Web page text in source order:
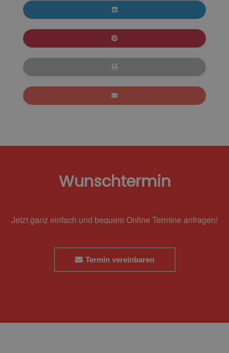
Wunschtermin
Jetzt ganz einfach und bequem Online Termine anfragen!
Termin vereinbaren